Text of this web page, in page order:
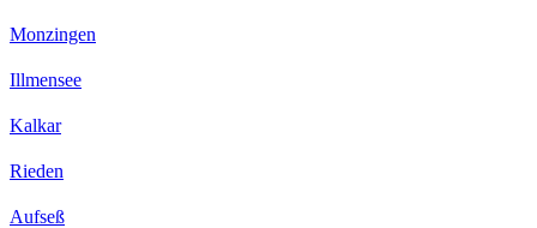
Monzingen
Illmensee
Kalkar
Rieden
Aufseß